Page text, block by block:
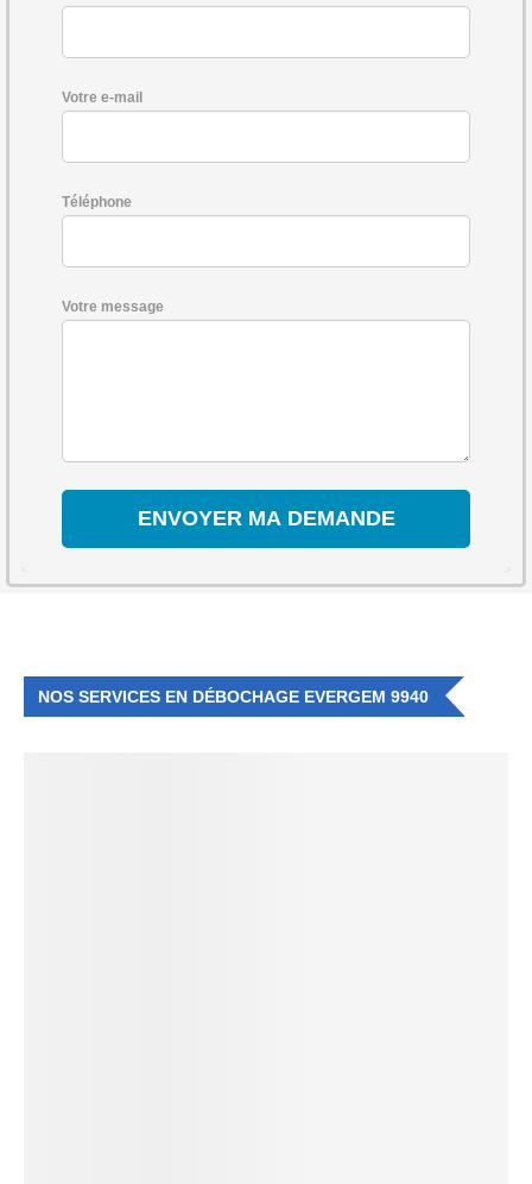
Votre e-mail
Téléphone
Votre message
NOS SERVICES EN DÉBOCHAGE EVERGEM 9940